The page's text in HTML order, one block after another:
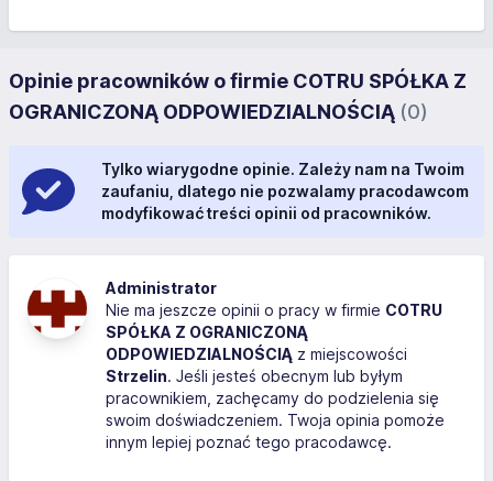
Opinie pracowników o firmie COTRU SPÓŁKA Z
OGRANICZONĄ ODPOWIEDZIALNOŚCIĄ (0)
Tylko wiarygodne opinie. Zależy nam na Twoim
zaufaniu, dlatego nie pozwalamy pracodawcom
modyfikować treści opinii od pracowników.
Administrator
Nie ma jeszcze opinii o pracy w firmie COTRU
SPÓŁKA Z OGRANICZONĄ
ODPOWIEDZIALNOŚCIĄ z miejscowości
Strzelin. Jeśli jesteś obecnym lub byłym
pracownikiem, zachęcamy do podzielenia się
swoim doświadczeniem. Twoja opinia pomoże
innym lepiej poznać tego pracodawcę.